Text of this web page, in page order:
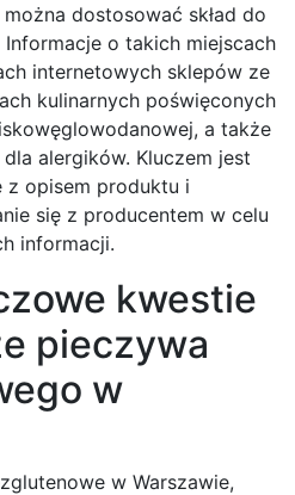
dostosować skład do
o takich miejscach
internetowych sklepów ze
kulinarnych poświęconych
a także
alergików. Kluczem jest
z opisem produktu i
się z producentem w celu
informacji.
kwestie
pieczywa
w
w Warszawie,